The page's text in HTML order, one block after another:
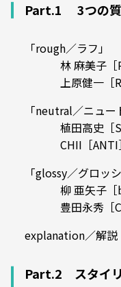
Part.1 3つの質
「rough／ラフ」
林 麻美子［
上原健一［
「neutral／ニュー
植田高史［S.
CHII［ANTI］
「glossy／グロッシ
柳 亜矢子［
豊田永秀［
explanation／解説
Part.2 スタイリ